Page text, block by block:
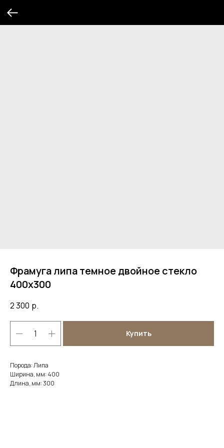
Фрамуга липа темное двойное стекло
400х300
2 300 р.
Купить
Порода: Липа
Ширина, мм: 400
Длина, мм: 300